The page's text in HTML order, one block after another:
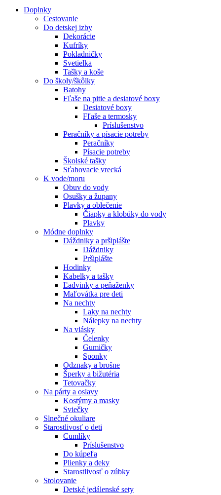
Doplnky
Cestovanie
Do detskej izby
Dekorácie
Kufríky
Pokladničky
Svetielka
Tašky a koše
Do školy/škôlky
Batohy
Fľaše na pitie a desiatové boxy
Desiatové boxy
Fľaše a termosky
Príslušenstvo
Peračníky a písacie potreby
Peračníky
Písacie potreby
Školské tašky
Sťahovacie vrecká
K vode/moru
Obuv do vody
Osušky a župany
Plavky a oblečenie
Čiapky a klobúky do vody
Plavky
Módne doplnky
Dáždniky a pršiplášte
Dáždniky
Pršiplášte
Hodinky
Kabelky a tašky
Ľadvinky a peňaženky
Maľovátka pre deti
Na nechty
Laky na nechty
Nálepky na nechty
Na vlásky
Čelenky
Gumičky
Sponky
Odznaky a brošne
Šperky a bižutéria
Tetovačky
Na párty a oslavy
Kostýmy a masky
Sviečky
Slnečné okuliare
Starostlivosť o deti
Cumlíky
Príslušenstvo
Do kúpeľa
Plienky a deky
Starostlivosť o zúbky
Stolovanie
Detské jedálenské sety